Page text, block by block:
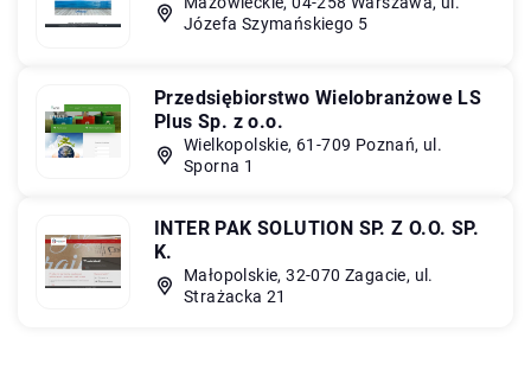
Józefa Szymańskiego 5
Przedsiębiorstwo Wielobranżowe LS
Plus Sp. z o.o.
Wielkopolskie, 61-709 Poznań, ul.
Sporna 1
INTER PAK SOLUTION SP. Z O.O. SP.
K.
Małopolskie, 32-070 Zagacie, ul.
Strażacka 21